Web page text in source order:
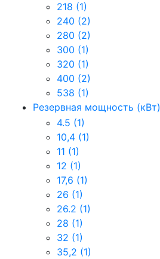
218 (1)
240 (2)
280 (2)
300 (1)
320 (1)
400 (2)
538 (1)
Резервная мощность (кВт)
4.5 (1)
10,4 (1)
11 (1)
12 (1)
17,6 (1)
26 (1)
26.2 (1)
28 (1)
32 (1)
35,2 (1)